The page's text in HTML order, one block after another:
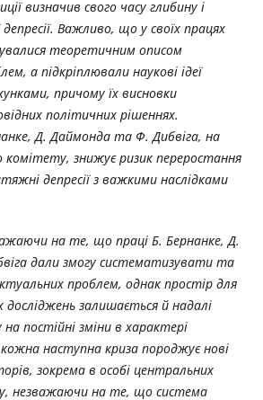
визначив свого часу глибину і
Важливо, що у своїх працях
теоретичним описом
а підкріплювали наукові ідеї
причому їх висновки
політичних рішеннях.
Д. Даймонда та Ф. Дибвіга, на
комітету, знижує ризик переростання
депресії з важкими наслідками
на те, що праці Б. Бернанке, Д.
дали змогу систематизувати та
проблем, однак простір для
залишається й надалі
постійні зміни в характері
наступна криза породжує нові
зокрема в особі центральних
незважаючи на те, що система